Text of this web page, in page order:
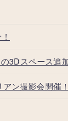
3Dスペース追
ン撮影会開催